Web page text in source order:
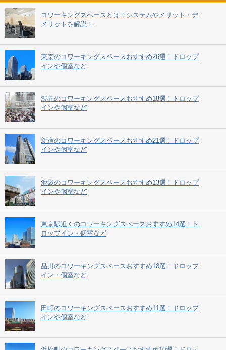
コワーキングスペースとは？システムやメリット・デ
メリットを解説！
東京のコワーキングスペースおすすめ26選！ドロップ
インや個室など
渋谷のコワーキングスペースおすすめ18選！ドロップ
インや個室など
新宿のコワーキングスペースおすすめ21選！ドロップ
インや個室など
池袋のコワーキングスペースおすすめ13選！ドロップ
インや個室など
東京駅近くのコワーキングスペースおすすめ14選！ド
ロップイン・個室など
品川のコワーキングスペースおすすめ18選！ドロップ
イン・個室など
田町のコワーキングスペースおすすめ11選！ドロップ
インや個室など